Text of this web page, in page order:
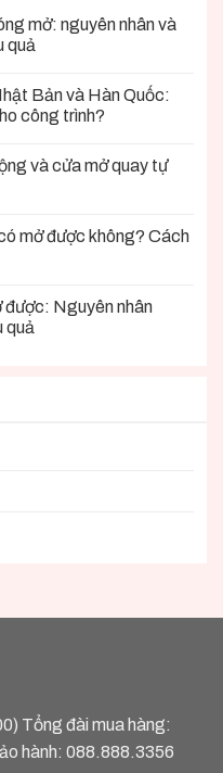
mở: nguyên nhân và
quả
Bản và Hàn Quốc:
công trình?
và cửa mở quay tự
mở được không? Cách
được: Nguyên nhân
quả
Tổng đài mua hàng:
hành: 088.888.3356